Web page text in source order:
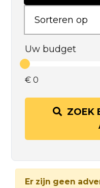
Uw budget
€ 0
ZOEK
Er zijn geen